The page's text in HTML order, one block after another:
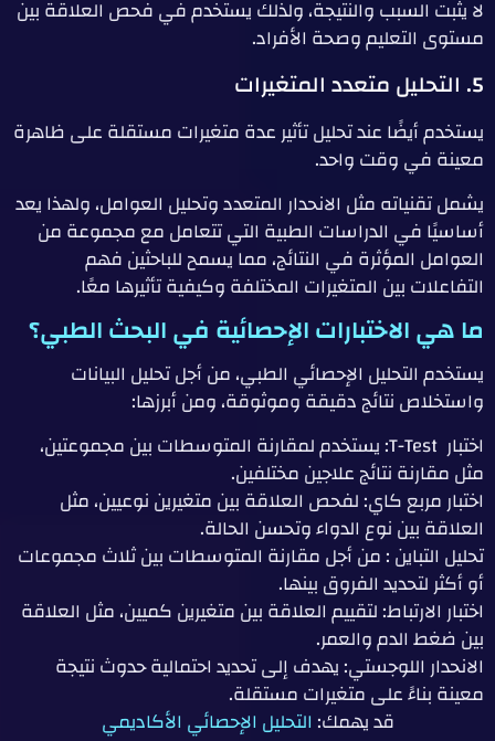
لا يثبت السبب والنتيجة، ولذلك يستخدم في فحص العلاقة بين
مستوى التعليم وصحة الأفراد.
5. التحليل متعدد المتغيرات
يستخدم أيضًا عند تحليل تأثير عدة متغيرات مستقلة على ظاهرة
معينة في وقت واحد.
يشمل تقنياته مثل الانحدار المتعدد وتحليل العوامل، ولهذا يعد
أساسيًا في الدراسات الطبية التي تتعامل مع مجموعة من
العوامل المؤثرة في النتائج، مما يسمح للباحثين فهم
التفاعلات بين المتغيرات المختلفة وكيفية تأثيرها معًا.
ما هي الاختبارات الإحصائية في البحث الطبي؟
يستخدم التحليل الإحصائي الطبي، من أجل تحليل البيانات
واستخلاص نتائج دقيقة وموثوقة، ومن أبرزها:
اختبار T-Test: يستخدم لمقارنة المتوسطات بين مجموعتين،
مثل مقارنة نتائج علاجين مختلفين.
اختبار مربع كاي: لفحص العلاقة بين متغيرين نوعيين، مثل
العلاقة بين نوع الدواء وتحسن الحالة.
تحليل التباين : من أجل مقارنة المتوسطات بين ثلاث مجموعات
أو أكثر لتحديد الفروق بينها.
اختبار الارتباط: لتقييم العلاقة بين متغيرين كميين، مثل العلاقة
بين ضغط الدم والعمر.
الانحدار اللوجستي: يهدف إلى تحديد احتمالية حدوث نتيجة
معينة بناءً على متغيرات مستقلة.
قد يهمك: التحليل الإحصائي الأكاديمي